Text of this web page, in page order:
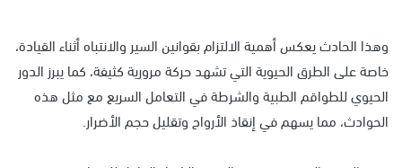
وهذا الحادث يعكس أهمية الالتزام بقوانين السير والانتباه أثناء القيادة،
خاصة على الطرق الحيوية التي تشهد حركة مرورية كثيفة، كما يبرز الدور
الحيوي للطواقم الطبية والشرطة في التعامل السريع مع مثل هذه
الحوادث، مما يسهم في إنقاذ الأرواح وتقليل حجم الأضرار.